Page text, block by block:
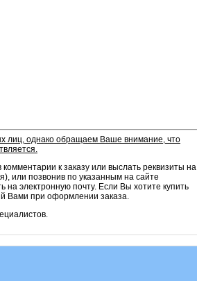
лиц, однако обращаем Ваше внимание, что
к заказу или выслать реквизиты на
или позвонив по указанным на сайте
электронную почту. Если Вы хотите купить
Вами при оформлении заказа.